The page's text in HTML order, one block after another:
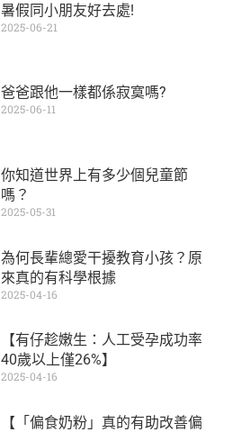
暑假同小朋友好去處!
2025-06-21
爸爸跟他一樣都係寂寞嗎?
2025-06-11
你知道世界上有多少個兒童節
嗎？
2025-05-31
為何長輩總愛干擾教育小孩？原
來真的有科學根據
2025-04-16
【有仔趁嫩生：人工受孕成功率
40歲以上僅26%】
2025-04-16
【「偏食奶粉」真的有助改善偏